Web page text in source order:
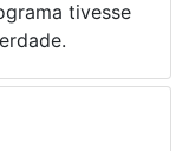
tivesse